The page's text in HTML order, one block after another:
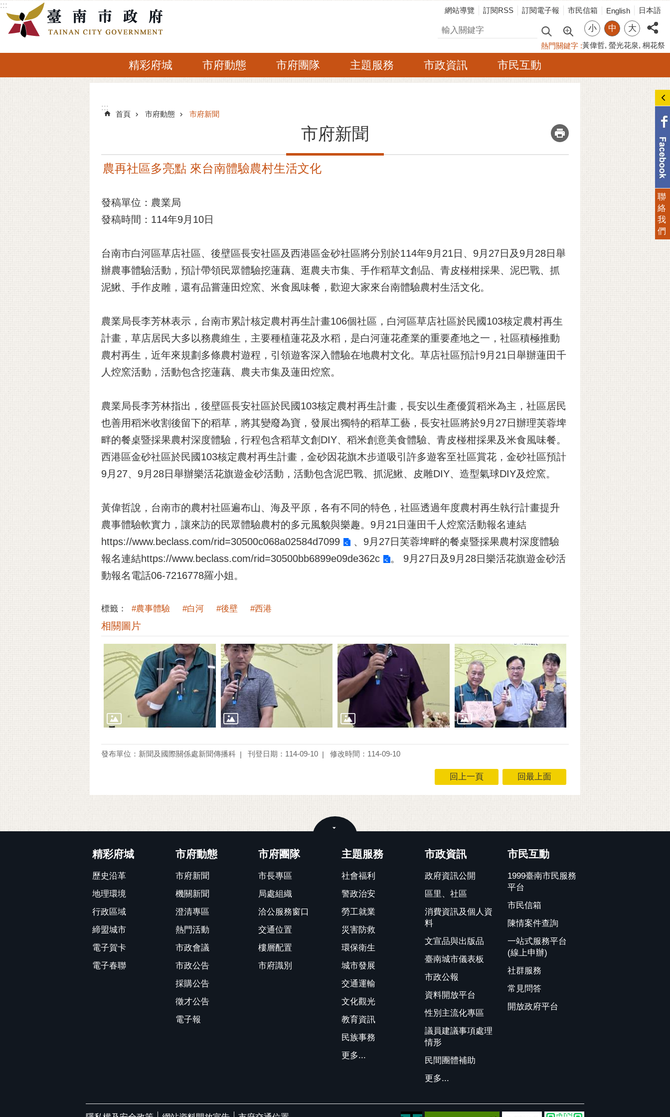
跳到主要內容區塊
:::
網站導覽 訂閱RSS 訂閱電子報 市民信箱 English 日本語
搜尋 小 中 大
熱門關鍵字 黃偉哲 螢光花泉 桐花祭
精彩府城 市府動態 市府團隊 主題服務 市政資訊 市民互動
:::
:::
首頁 市府動態 市府新聞
市府新聞 _
農再社區多亮點 來台南體驗農村生活文化
發稿單位：農業局
發稿時間：114年9月10日
台南市白河區草店社區、後壁區長安社區及西港區金砂社區將分別於114年9月21日、9月27日及9月28日舉
辦農事體驗活動，預計帶領民眾體驗挖蓮藕、逛農夫市集、手作稻草文創品、青皮椪柑採果、泥巴戰、抓
泥鰍、手作皮雕，還有品嘗蓮田焢窯、米食風味餐，歡迎大家來台南體驗農村生活文化。
農業局長李芳林表示，台南市累計核定農村再生計畫106個社區，白河區草店社區於民國103核定農村再生
計畫，草店居民大多以務農維生，主要種植蓮花及水稻，是白河蓮花產業的重要產地之一，社區積極推動
農村再生，近年來規劃多條農村遊程，引領遊客深入體驗在地農村文化。草店社區預計9月21日舉辦蓮田千
人焢窯活動，活動包含挖蓮藕、農夫市集及蓮田焢窯。
農業局長李芳林指出，後壁區長安社區於民國103核定農村再生計畫，長安以生產優質稻米為主，社區居民
也善用稻米收割後留下的稻草，將其變廢為寶，發展出獨特的稻草工藝，長安社區將於9月27日辦理芙蓉埤
畔的餐桌暨採果農村深度體驗，行程包含稻草文創DIY、稻米創意美食體驗、青皮椪柑採果及米食風味餐。
西港區金砂社區於民國103核定農村再生計畫，金砂因花旗木步道吸引許多遊客至社區賞花，金砂社區預計
9月27、9月28日舉辦樂活花旗遊金砂活動，活動包含泥巴戰、抓泥鰍、皮雕DIY、造型氣球DIY及焢窯。
黃偉哲說，台南市的農村社區遍布山、海及平原，各有不同的特色，社區透過年度農村再生執行計畫提升
農事體驗軟實力，讓來訪的民眾體驗農村的多元風貌與樂趣。9月21日蓮田千人焢窯活動報名連結
https://www.beclass.com/rid=30500c068a02584d7099
、9月27日芙蓉埤畔的餐桌暨採果農村深度體驗
報名連結https://www.beclass.com/rid=30500bb6899e09de362c
。 9月27日及9月28日樂活花旗遊金砂活
動報名電話06-7216778羅小姐。
標籤： #農事體驗 #白河 #後壁 #西港
相關圖片
發布單位：新聞及國際關係處新聞傳播科 刊登日期：114-09-10 修改時間：114-09-10
回上一頁 回最上面
精彩府城
歷史沿革
地理環境
行政區域
締盟城市
電子賀卡
電子春聯
市府動態
市府新聞
機關新聞
澄清專區
熱門活動
市政會議
市政公告
採購公告
徵才公告
電子報
市府團隊
市長專區
局處組織
洽公服務窗口
交通位置
樓層配置
市府識別
主題服務
社會福利
警政治安
勞工就業
災害防救
環保衛生
城市發展
交通運輸
文化觀光
教育資訊
民族事務
更多...
市政資訊
政府資訊公開
區里、社區
消費資訊及個人資
料
文宣品與出版品
臺南城市儀表板
市政公報
資料開放平台
性別主流化專區
議員建議事項處理
情形
民間團體補助
更多...
市民互動
1999臺南市民服務
平台
市民信箱
陳情案件查詢
一站式服務平台
(線上申辦)
社群服務
常見問答
開放政府平台
聯
絡
我
們